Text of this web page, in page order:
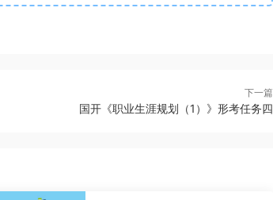
下一篇
国开《职业生涯规划（1）》形考任务四